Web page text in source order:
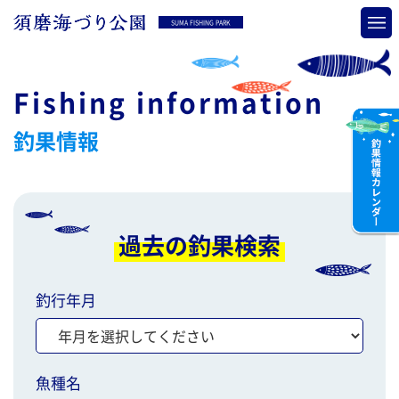
SUMA FISHING PARK
Fishing information
釣果情報
過去の釣果検索
釣行年月
魚種名